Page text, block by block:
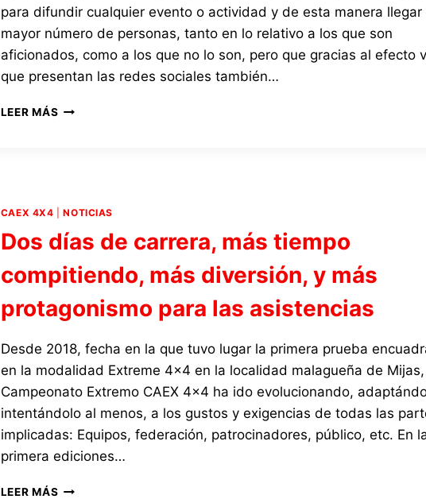
para difundir cualquier evento o actividad y de esta manera llegar
mayor número de personas, tanto en lo relativo a los que son
aficionados, como a los que no lo son, pero que gracias al efecto
que presentan las redes sociales también…
LEER MÁS EN
CAMPEONATO
4×4
LOS
PRIMEROS
MESES
DE
2025
SUPERAMOS
LAS
600.000
CAEX 4X4 |NOTICIAS
Dos días de carrera, más tiempo
compitiendo, más diversión, y más
protagonismo para las asistencias
Desde 2018, fecha en la que tuvo lugar la primera prueba
en la modalidad Extreme 4×4 en la localidad malagueña de
Campeonato Extremo CAEX 4×4 ha ido evolucionando,
intentándolo al menos, a los gustos y exigencias de todas las
implicadas: Equipos, federación, patrocinadores, público, etc. En
primera ediciones…
LEER MÁS DOS